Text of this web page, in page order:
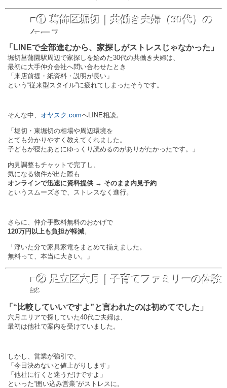
■① 葛飾区堀切｜共働き夫婦（30代）の
ケース
「LINEで全部進むから、家探しがストレスじゃなかった」
堀切菖蒲園駅周辺で家探しを始めた30代の共働き夫婦は、
最初に大手仲介会社へ問い合わせたとき
「来店前提・紙資料・説明が長い」
という“従来型スタイル”に疲れてしまったそうです。
そんな中、 オヤスク.comへLINE相談。
「堀切・東堀切の相場や周辺環境を
とても分かりやすく教えてくれました。
子どもが寝たあとにゆっくり読めるのがありがたかったです。」
内見調整もチャットで完了し、
気になる物件が出た際も
オンラインで迅速に資料提供 → そのまま内見予約
というスムーズさで、ストレスなく進行。
さらに、仲介手数料無料のおかげで
120万円以上も負担が軽減。
「浮いた分で家具家電をまとめて揃えました。
無料って、本当に大きい。」
■② 足立区六月｜子育てファミリーの体験
談
「“比較していいですよ”と言われたのは初めてでした」
六月エリアで探していた40代ご夫婦は、
最初は他社で案内を受けていました。
しかし、営業が強引で、
「今日決めないと値上がりします」
「他社に行くと迷うだけですよ」
といった“囲い込み営業”がストレスに。